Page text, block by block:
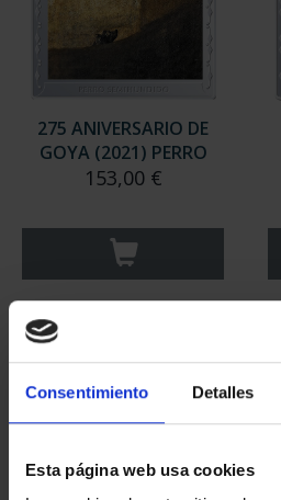
Consentimiento Detalles
Esta página web usa cookies
275 ANIVERSARIO DE
GOYA (2021) PERRO
153,00 €